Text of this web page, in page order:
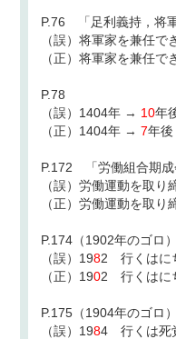
P.76 「足利義持，将
（誤）将軍家を兼任で
（正）将軍家を兼任で
P.78
（誤）1404年 → 10年
（正）1404年 → 7年
P.172 「労働組合期成
（誤）労働運動を取り
（正）労働運動を取り
P.174（1902年のゴロ）
（誤）1982 行くはに
（正）1902 行くはに
P.175（1904年のゴロ）
（誤）1984 行くは死